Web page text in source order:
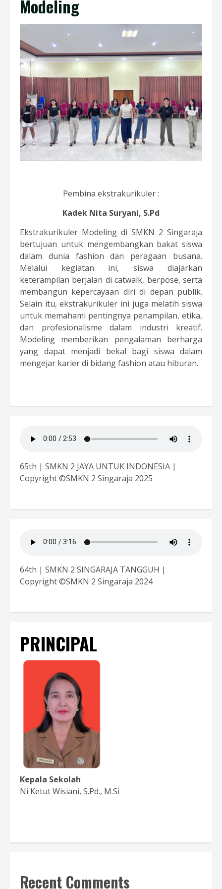
Modeling
Pembina ekstrakurikuler :
Kadek Nita Suryani, S.Pd
Ekstrakurikuler Modeling di SMKN 2 Singaraja
bertujuan untuk mengembangkan bakat siswa
dalam dunia fashion dan peragaan busana.
Melalui kegiatan ini, siswa diajarkan
keterampilan berjalan di catwalk, berpose, serta
membangun kepercayaan diri di depan publik.
Selain itu, ekstrakurikuler ini juga melatih siswa
untuk memahami pentingnya penampilan, etika,
dan profesionalisme dalam industri kreatif.
Modeling memberikan pengalaman berharga
yang dapat menjadi bekal bagi siswa dalam
mengejar karier di bidang fashion atau hiburan.
65th | SMKN 2 JAYA UNTUK INDONESIA |
Copyright ©SMKN 2 Singaraja 2025
64th | SMKN 2 SINGARAJA TANGGUH |
Copyright ©SMKN 2 Singaraja 2024
PRINCIPAL
Kepala Sekolah
Ni Ketut Wisiani, S.Pd., M.Si
Recent Comments